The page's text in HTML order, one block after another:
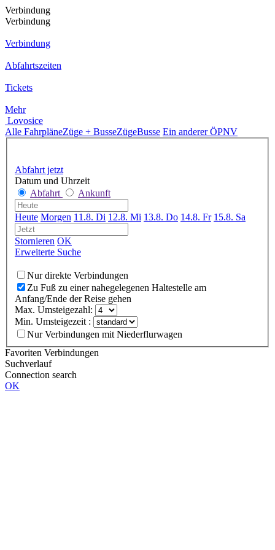
Verbindung
Verbindung
Verbindung
Abfahrtszeiten
Tickets
Mehr
Lovosice
Alle FahrpläneZüge + BusseZügeBusse Ein anderer ÖPNV
Abfahrt jetzt
Datum und Uhrzeit
Abfahrt
Ankunft
Heute Morgen 11.8. Di 12.8. Mi 13.8. Do 14.8. Fr 15.8. Sa
Stornieren OK
Erweiterte Suche
Nur direkte Verbindungen
Zu Fuß zu einer nahegelegenen Haltestelle am
Anfang/Ende der Reise gehen
Max. Umsteigezahl:
Min. Umsteigezeit :
Nur Verbindungen mit Niederflurwagen
Favoriten Verbindungen
Suchverlauf
Connection search
OK